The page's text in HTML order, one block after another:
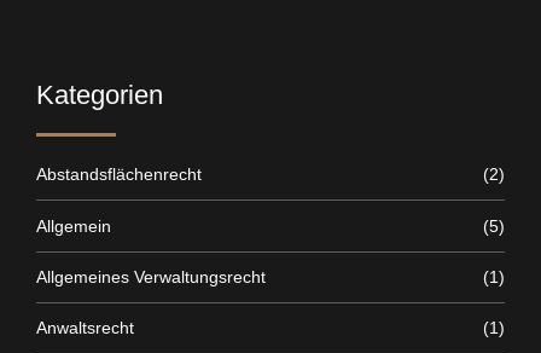
Kategorien
Abstandsflächenrecht (2)
Allgemein (5)
Allgemeines Verwaltungsrecht (1)
Anwaltsrecht (1)